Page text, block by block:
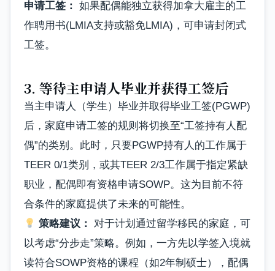
申请工签： 如果配偶能独立获得加拿大雇主的工
作聘用书(LMIA支持或豁免LMIA)，可申请封闭式
工签。
3. 等待主申请人毕业并获得工签后
当主申请人（学生）毕业并取得毕业工签(PGWP)
后，家庭申请工签的规则将切换至“工签持有人配
偶”的类别。此时，只要PGWP持有人的工作属于
TEER 0/1类别，或其TEER 2/3工作属于指定紧缺
职业，配偶即有资格申请SOWP。这为目前不符
合条件的家庭提供了未来的可能性。
策略建议： 对于计划通过留学移民的家庭，可
以考虑“分步走”策略。例如，一方先以学签入境就
读符合SOWP资格的课程（如2年制硕士），配偶